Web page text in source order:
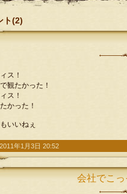
ト(2)
ス！
観たかった！
ス！
かった！
いいねぇ
2011年1月3日 20:52
会社でこ